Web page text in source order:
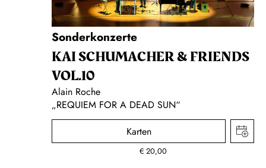
Sonderkonzerte
KAI SCHUMACHER & FRIENDS
VOL.10
Alain Roche
„REQUIEM FOR A DEAD SUN“
Karten
€ 20,00